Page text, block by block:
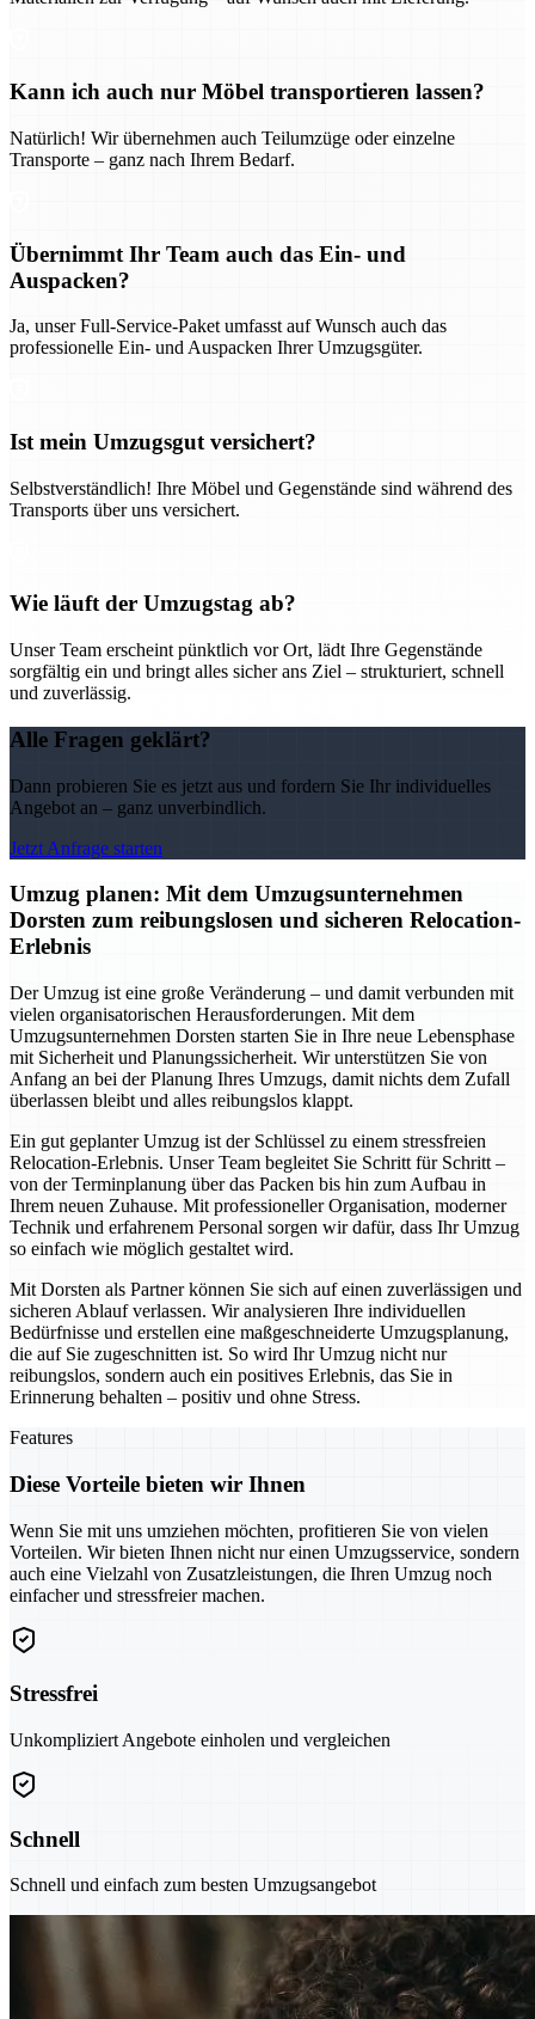
Kann ich auch nur Möbel transportieren lassen?
Natürlich! Wir übernehmen auch Teilumzüge oder einzelne
Transporte – ganz nach Ihrem Bedarf.
Übernimmt Ihr Team auch das Ein- und
Auspacken?
Ja, unser Full-Service-Paket umfasst auf Wunsch auch das
professionelle Ein- und Auspacken Ihrer Umzugsgüter.
Ist mein Umzugsgut versichert?
Selbstverständlich! Ihre Möbel und Gegenstände sind während des
Transports über uns versichert.
Wie läuft der Umzugstag ab?
Unser Team erscheint pünktlich vor Ort, lädt Ihre Gegenstände
sorgfältig ein und bringt alles sicher ans Ziel – strukturiert, schnell
und zuverlässig.
Alle Fragen geklärt?
Dann probieren Sie es jetzt aus und fordern Sie Ihr individuelles
Angebot an – ganz unverbindlich.
Jetzt Anfrage starten
Umzug planen: Mit dem Umzugsunternehmen
Dorsten zum reibungslosen und sicheren Relocation-
Erlebnis
Der Umzug ist eine große Veränderung – und damit verbunden mit
vielen organisatorischen Herausforderungen. Mit dem
Umzugsunternehmen Dorsten starten Sie in Ihre neue Lebensphase
mit Sicherheit und Planungssicherheit. Wir unterstützen Sie von
Anfang an bei der Planung Ihres Umzugs, damit nichts dem Zufall
überlassen bleibt und alles reibungslos klappt.
Ein gut geplanter Umzug ist der Schlüssel zu einem stressfreien
Relocation-Erlebnis. Unser Team begleitet Sie Schritt für Schritt –
von der Terminplanung über das Packen bis hin zum Aufbau in
Ihrem neuen Zuhause. Mit professioneller Organisation, moderner
Technik und erfahrenem Personal sorgen wir dafür, dass Ihr Umzug
so einfach wie möglich gestaltet wird.
Mit Dorsten als Partner können Sie sich auf einen zuverlässigen und
sicheren Ablauf verlassen. Wir analysieren Ihre individuellen
Bedürfnisse und erstellen eine maßgeschneiderte Umzugsplanung,
die auf Sie zugeschnitten ist. So wird Ihr Umzug nicht nur
reibungslos, sondern auch ein positives Erlebnis, das Sie in
Erinnerung behalten – positiv und ohne Stress.
Features
Diese Vorteile bieten wir Ihnen
Wenn Sie mit uns umziehen möchten, profitieren Sie von vielen
Vorteilen. Wir bieten Ihnen nicht nur einen Umzugsservice, sondern
auch eine Vielzahl von Zusatzleistungen, die Ihren Umzug noch
einfacher und stressfreier machen.
Stressfrei
Unkompliziert Angebote einholen und vergleichen
Schnell
Schnell und einfach zum besten Umzugsangebot